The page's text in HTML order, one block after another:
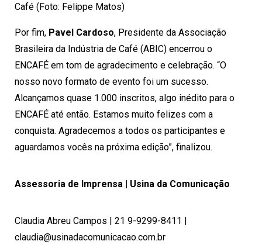
Café (Foto: Felippe Matos)
Por fim, Pavel Cardoso, Presidente da Associação
Brasileira da Indústria de Café (ABIC) encerrou o
ENCAFÉ em tom de agradecimento e celebração. “O
nosso novo formato de evento foi um sucesso.
Alcançamos quase 1.000 inscritos, algo inédito para o
ENCAFÉ até então. Estamos muito felizes com a
conquista. Agradecemos a todos os participantes e
aguardamos vocês na próxima edição”, finalizou.
Assessoria de Imprensa | Usina da Comunicação
Claudia Abreu Campos | 21 9-9299-8411 |
claudia@usinadacomunicacao.com.br